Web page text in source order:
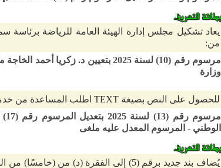
يعاد تشكيل مجلس إدارة الهيئة العامة للرياضة
من:
مرسوم رقم (10) لسنة 2025 بتعيين د.
وزارة
للحصول على النص بصيغة TEXT اطلب المساعدة من خدمة العملاء
الوطني - المرسوم المعدل عليه ملغى